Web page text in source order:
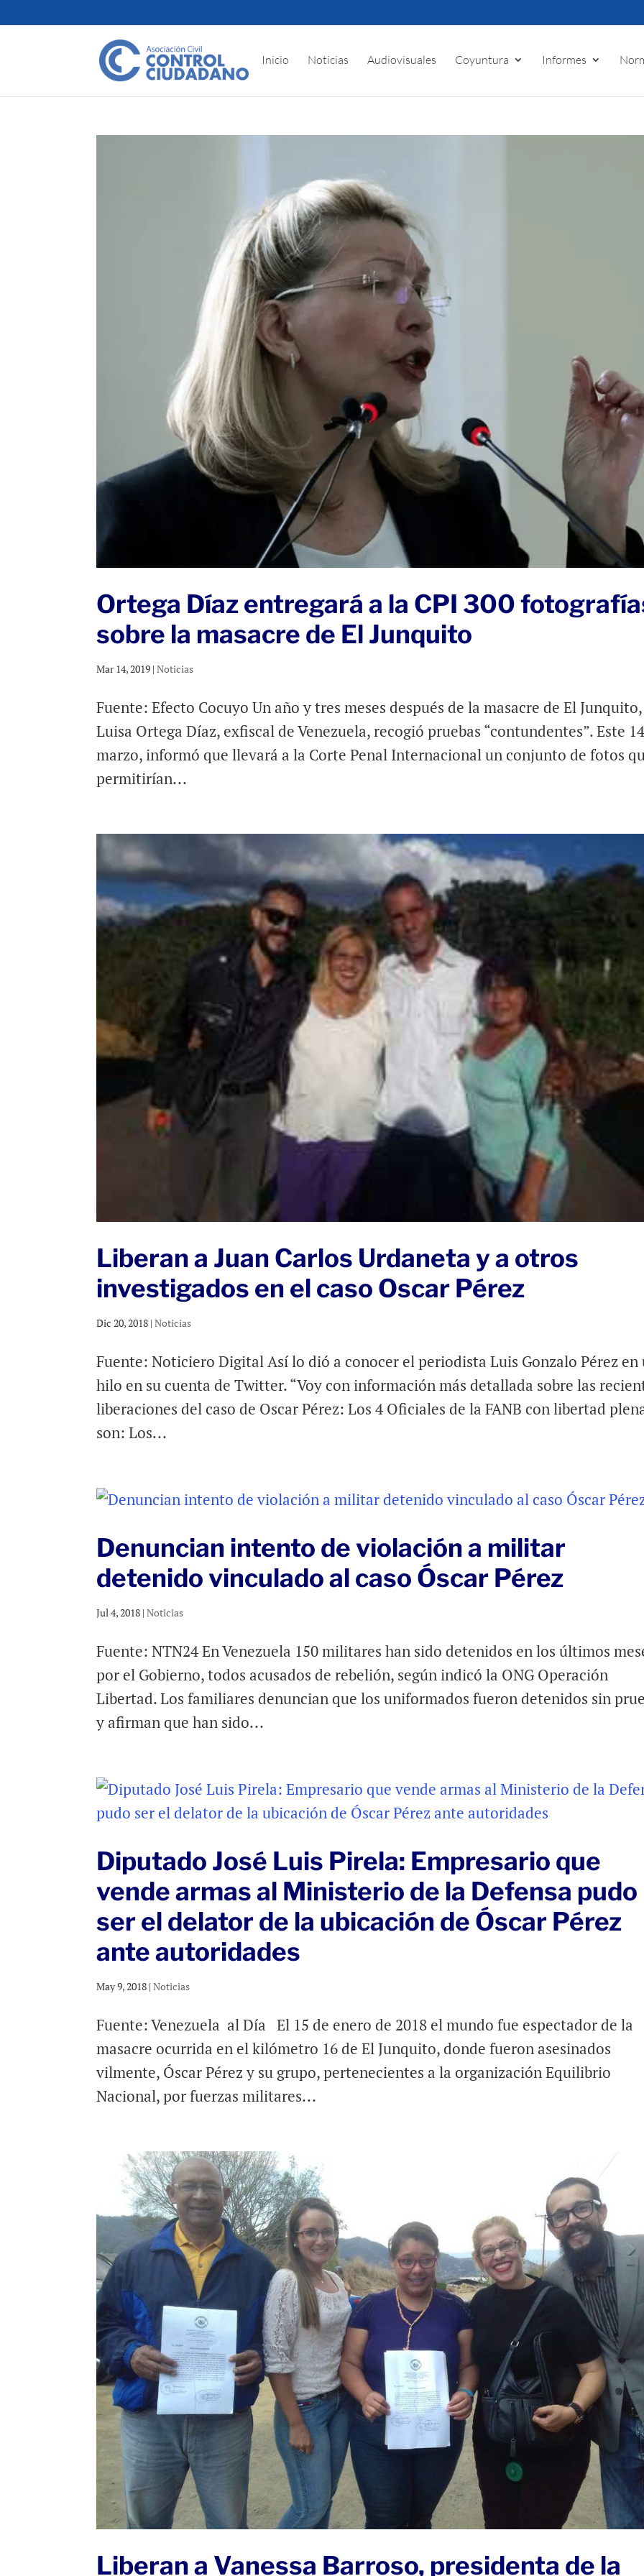
Inicio Noticias Audiovisuales Coyuntura Informes
Ortega Díaz entregará a la CPI 300
sobre la masacre de El Junquito
Mar 14, 2019 |Noticias
Fuente: Efecto Cocuyo Un año y tres meses después de la masacre de El Junquito,
Luisa Ortega Díaz, exfiscal de Venezuela, recogió pruebas “contundentes”. Este
marzo, informó que llevará a la Corte Penal Internacional un conjunto de fotos
permitirían...
Liberan a Juan Carlos Urdaneta y a otros
investigados en el caso Oscar Pérez
Dic 20, 2018 |Noticias
Fuente: Noticiero Digital Así lo dió a conocer el periodista Luis Gonzalo Pérez en
hilo en su cuenta de Twitter. “Voy con información más detallada sobre las
liberaciones del caso de Oscar Pérez: Los 4 Oficiales de la FANB con libertad
son: Los...
Denuncian intento de violación a militar
detenido vinculado al caso Óscar Pérez
Jul 4, 2018 |Noticias
Fuente: NTN24 En Venezuela 150 militares han sido detenidos en los últimos
por el Gobierno, todos acusados de rebelión, según indicó la ONG Operación
Libertad. Los familiares denuncian que los uniformados fueron detenidos sin
y afirman que han sido...
Diputado José Luis Pirela: Empresario que
vende armas al Ministerio de la Defensa pudo
ser el delator de la ubicación de Óscar Pérez
ante autoridades
May 9, 2018 |Noticias
Fuente: Venezuela al Día El 15 de enero de 2018 el mundo fue espectador de la
masacre ocurrida en el kilómetro 16 de El Junquito, donde fueron asesinados
vilmente, Óscar Pérez y su grupo, pertenecientes a la organización Equilibrio
Nacional, por fuerzas militares...
Liberan a Vanessa Barroso, presidenta de la